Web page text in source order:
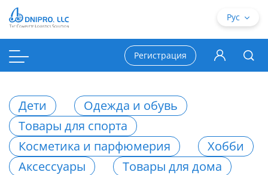
Дети
Одежда и обувь
Товары для спорта
Косметика и парфюмерия
Хобби
Аксессуары
Товары для дома
Рус
Регистрация